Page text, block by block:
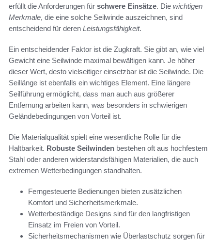
erfüllt die Anforderungen für schwere Einsätze. Die wichtigen
Merkmale, die eine solche Seilwinde auszeichnen, sind
entscheidend für deren Leistungsfähigkeit.
Ein entscheidender Faktor ist die Zugkraft. Sie gibt an, wie viel
Gewicht eine Seilwinde maximal bewältigen kann. Je höher
dieser Wert, desto vielseitiger einsetzbar ist die Seilwinde. Die
Seillänge ist ebenfalls ein wichtiges Element. Eine längere
Seilführung ermöglicht, dass man auch aus größerer
Entfernung arbeiten kann, was besonders in schwierigen
Geländebedingungen von Vorteil ist.
Die Materialqualität spielt eine wesentliche Rolle für die
Haltbarkeit. Robuste Seilwinden bestehen oft aus hochfestem
Stahl oder anderen widerstandsfähigen Materialien, die auch
extremen Wetterbedingungen standhalten.
Ferngesteuerte Bedienungen bieten zusätzlichen
Komfort und Sicherheitsmerkmale.
Wetterbeständige Designs sind für den langfristigen
Einsatz im Freien von Vorteil.
Sicherheitsmechanismen wie Überlastschutz sorgen für